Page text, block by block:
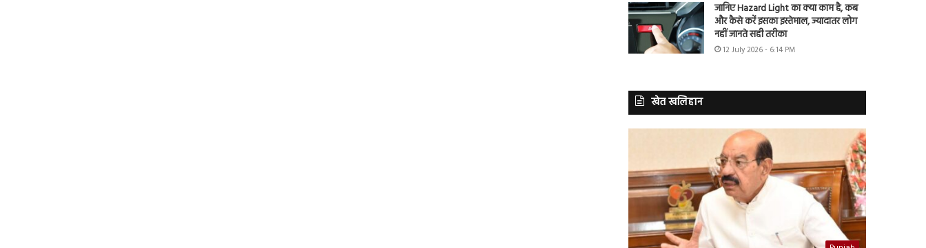
जानिए Hazard Light का क्या काम है, कब
और कैसे करें इसका इस्तेमाल, ज्यादातर लोग
नहीं जानते सही तरीका
12 July 2026 - 6:14 PM
खेत खलिहान